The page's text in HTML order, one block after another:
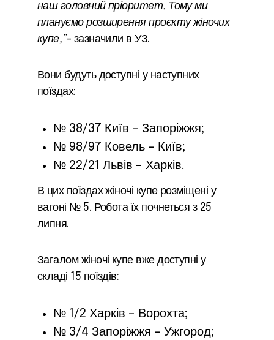
наш головний пріоритет. Тому ми
плануємо розширення проєкту жіночих
купе,”– зазначили в УЗ.
Вони будуть доступні у наступних
поїздах:
№ 38/37 Київ – Запоріжжя;
№ 98/97 Ковель – Київ;
№ 22/21 Львів – Харків.
В цих поїздах жіночі купе розміщені у
вагоні № 5. Робота їх почнеться з 25
липня.
Загалом жіночі купе вже доступні у
складі 15 поїздів:
№ 1/2 Харків – Ворохта;
№ 3/4 Запоріжжя – Ужгород;